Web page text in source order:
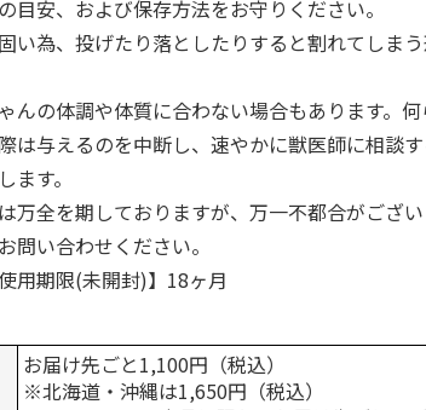
目安、および保存方法をお守りください。
い為、投げたり落としたりすると割れてしま
んの体調や体質に合わない場合もあります。
は与えるのを中断し、速やかに獣医師に相談
ます。
万全を期しておりますが、万一不都合がござ
問い合わせください。
使用期限(未開封)】18ヶ月
お届け先ごと1,100円（税込）
※北海道・沖縄は1,650円（税込）